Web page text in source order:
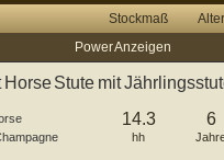
Stockmaß Alter
Power Anzeigen
Horse Stute mit
14.3
hh
6